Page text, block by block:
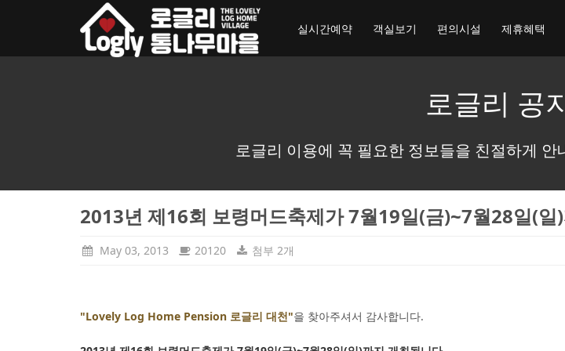
toggle_navigation
실시간예약
객실보기 편의시설 제휴혜택
로글리 공
로글리 이용에 꼭 필요한 정보들을 친절하게
2013년 제16회 보령머드축제가 7월19일(금)~7월28일(일
May 03, 2013 20120 첨부 2개
"Lovely Log Home Pension 로글리 대천"을 찾아주셔서 감사합니다.